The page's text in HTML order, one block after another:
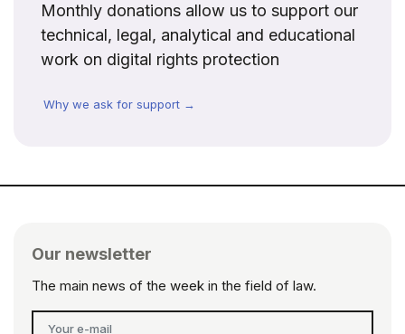
Monthly donations allow us to support our
technical, legal, analytical and educational
work on digital rights protection
Why we ask for support →
Our newsletter
The main news of the week in the field of law.